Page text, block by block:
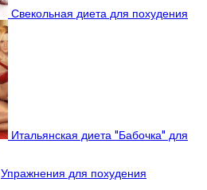
Свекольная диета для похудения
Итальянская диета "Бабочка" для
Упражнения для похудения